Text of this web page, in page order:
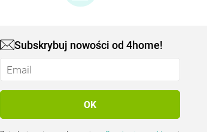
Subskrybuj nowości od 4home!